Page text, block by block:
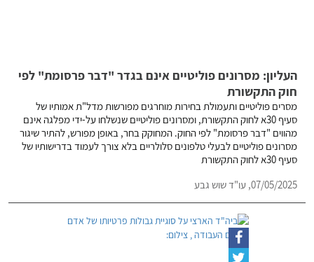
העליון: מסרונים פוליטיים אינם בגדר "דבר פרסומת" לפי
חוק התקשורת
מסרים פוליטיים ותעמולת בחירות מוחרגים מפורשות מדל"ת אמותיו של
סעיף 30א לחוק התקשורת, ומסרונים פוליטיים שנשלחו על-ידי מפלגה אינם
מהווים "דבר פרסומת" לפי החוק. המחוקק בחר, באופן מפורש, להתיר שיגור
מסרונים פוליטיים לבעלי טלפונים סלולריים בלא צורך לעמוד בדרישותיו של
סעיף 30א לחוק התקשורת
07/05/2025, עו"ד שוש גבע